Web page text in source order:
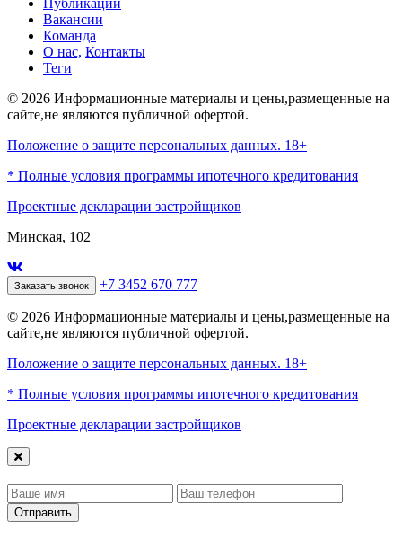
Публикации
Вакансии
Команда
О нас, Контакты
Теги
© 2026 Информационные материалы и цены,размещенные на
сайте,не являются публичной офертой.
Положение о защите персональных данных. 18+
* Полные условия программы ипотечного кредитования
Проектные декларации застройщиков
Минская, 102
Заказать звонок +7 3452 670 777
© 2026 Информационные материалы и цены,размещенные на
сайте,не являются публичной офертой.
Положение о защите персональных данных. 18+
* Полные условия программы ипотечного кредитования
Проектные декларации застройщиков
Отправить